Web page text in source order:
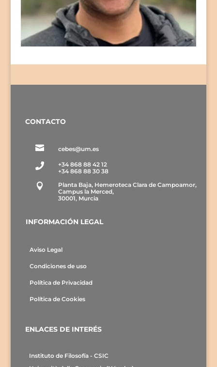
CONTACTO
 cebes@um.es

+34 868 88 42 12
+34 868 88 30 38

Planta Baja, Hemeroteca Clara de Campoamor,
Campus la Merced,
30001, Murcia
INFORMACIÓN LEGAL
Aviso Legal
Condiciones de uso
Política de Privacidad
Política de Cookies
ENLACES DE INTERÉS
Instituto de Filosofía - CSIC